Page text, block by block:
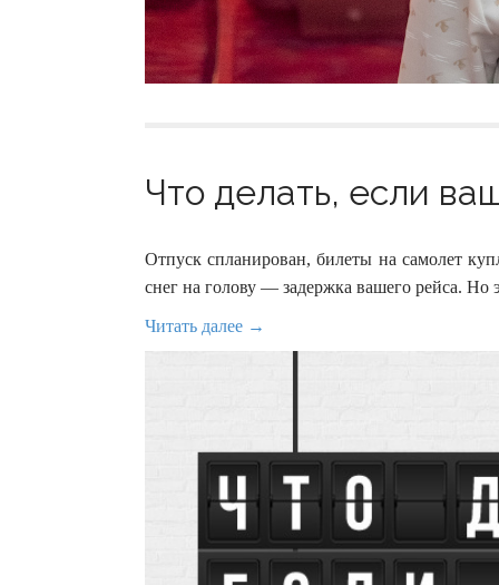
Что делать, если
Отпуск спланирован, билеты на самолет
снег на голову — задержка вашего рейса. Но
Читать далее →